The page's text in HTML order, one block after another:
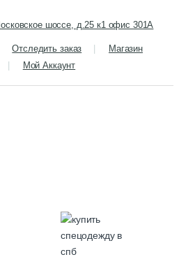
шоссе, д.25 к1 офис 301А
Отследить заказ
Магазин
Мой Аккаунт